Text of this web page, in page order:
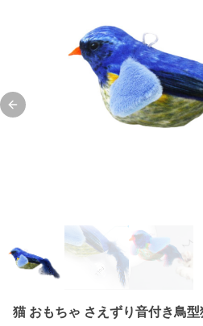
Previous slide
猫 おもちゃ さえずり音付き鳥型